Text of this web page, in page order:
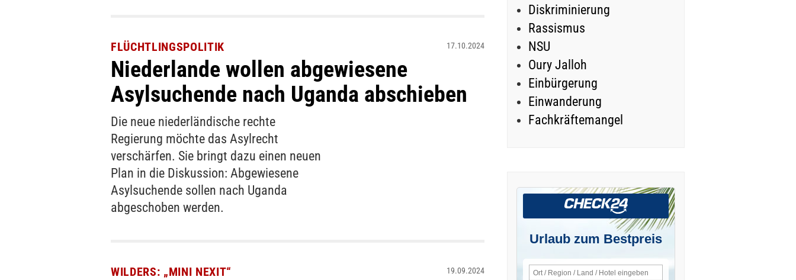
FLÜCHTLINGSPOLITIK
Niederlande wollen abgewiesene
Asylsuchende nach Uganda abschieben
17.10.2024
Die neue niederländische rechte
Regierung möchte das Asylrecht
verschärfen. Sie bringt dazu einen neuen
Plan in die Diskussion: Abgewiesene
Asylsuchende sollen nach Uganda
abgeschoben werden.
WILDERS: „MINI NEXIT“ 19.09.2024
Diskriminierung
Rassismus
NSU
Oury Jalloh
Einbürgerung
Einwanderung
Fachkräftemangel
Urlaub zum Bestpreis